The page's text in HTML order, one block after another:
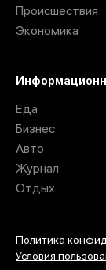
Происшествия
Экономика
Еда
Бизнес
Авто
Журнал
Отдых
Политика
Условия